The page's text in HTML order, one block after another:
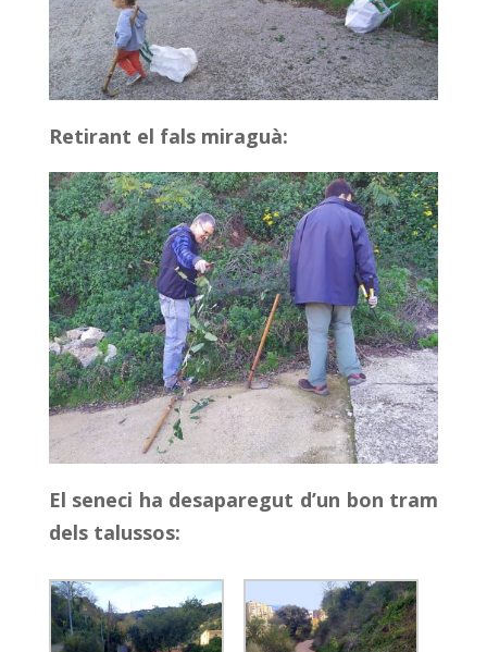
Retirant el fals miraguà:
El seneci ha desaparegut d’un bon tram
dels talussos: